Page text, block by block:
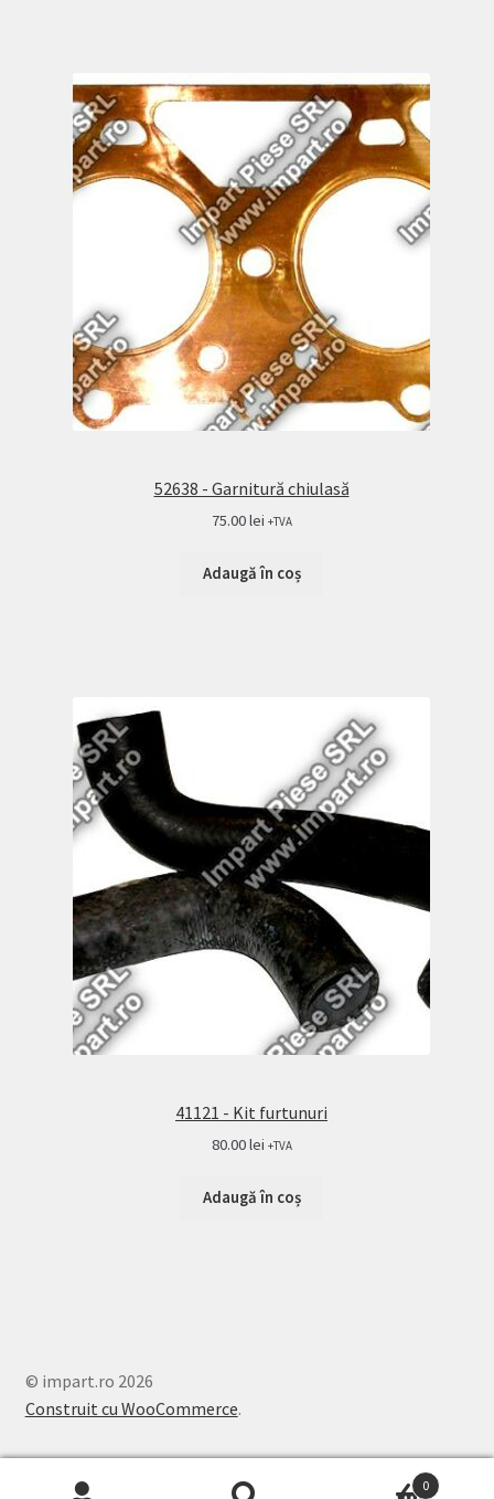
52638 - Garnitură chiulasă
75.00lei +TVA
Adaugă în coș
41121 - Kit furtunuri
80.00lei +TVA
Adaugă în coș
© impart.ro 2026
Construit cu WooCommerce.
0